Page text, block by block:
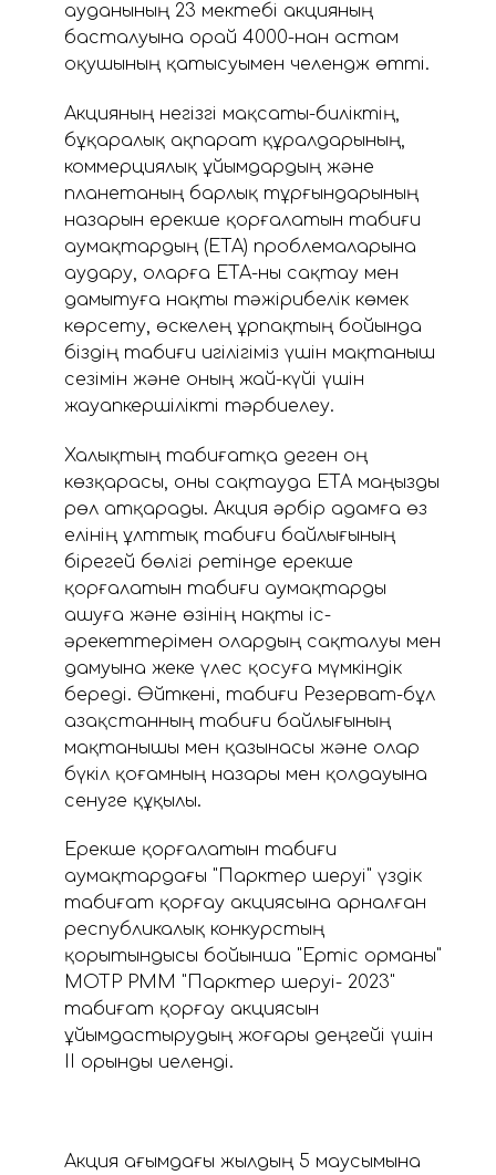
ауданының 23 мектебі акцияның
басталуына орай 4000-нан астам
оқушының қатысуымен челендж өтті.
Акцияның негізгі мақсаты-биліктің,
бұқаралық ақпарат құралдарының,
коммерциялық ұйымдардың және
планетаның барлық тұрғындарының
назарын ерекше қорғалатын табиғи
аумақтардың (ЕҚТА) проблемаларына
аудару, оларға ЕҚТА-ны сақтау мен
дамытуға нақты тәжірибелік көмек
көрсету, өскелең ұрпақтың бойында
біздің табиғи игілігіміз үшін мақтаныш
сезімін және оның жай-күйі үшін
жауапкершілікті тәрбиелеу.
Халықтың табиғатқа деген оң
көзқарасы, оны сақтауда ЕҚТА маңызды
рөл атқарады. Акция әрбір адамға өз
елінің ұлттық табиғи байлығының
бірегей бөлігі ретінде ерекше
қорғалатын табиғи аумақтарды
ашуға және өзінің нақты іс-
әрекеттерімен олардың сақталуы мен
дамуына жеке үлес қосуға мүмкіндік
береді. Өйткені, табиғи Резерват-бұл
Қазақстанның табиғи байлығының
мақтанышы мен қазынасы және олар
бүкіл қоғамның назары мен қолдауына
сенуге құқылы.
Ерекше қорғалатын табиғи
аумақтардағы "Парктер шеруі" үздік
табиғат қорғау акциясына арналған
республикалық конкурстың
қорытындысы бойынша "Ертіс орманы"
МОТР РММ "Парктер шеруі- 2023"
табиғат қорғау акциясын
ұйымдастырудың жоғары деңгейі үшін
ІІ орынды иеленді.
Акция ағымдағы жылдың 5 маусымына